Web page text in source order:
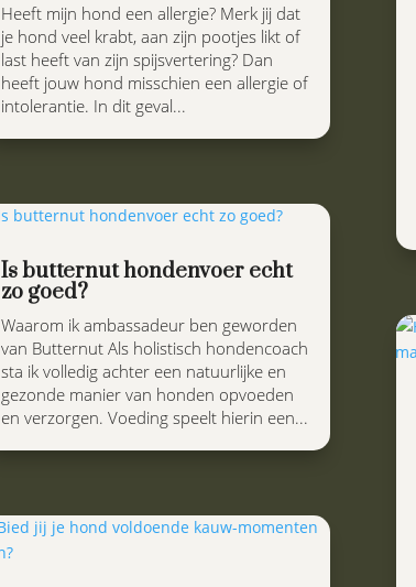
Heeft mijn hond een allergie? Merk jij dat
je hond veel krabt, aan zijn pootjes likt of
last heeft van zijn spijsvertering? Dan
heeft jouw hond misschien een allergie of
intolerantie. In dit geval...
Is butternut hondenvoer echt
zo goed?
Waarom ik ambassadeur ben geworden
van Butternut Als holistisch hondencoach
sta ik volledig achter een natuurlijke en
gezonde manier van honden opvoeden
en verzorgen. Voeding speelt hierin een...